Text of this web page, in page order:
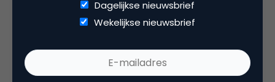
Gerelateerde artikelen
2 overschatte SEO KPI’s [+ 2
cijfers die wél je succes
bepalen!]
Dagelijkse nieuwsbrief
Wekelijkse nieuwsbrief